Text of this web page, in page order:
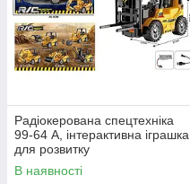
Радіокерована спецтехніка
99-64 A, інтерактивна іграшка
для розвитку
В наявності